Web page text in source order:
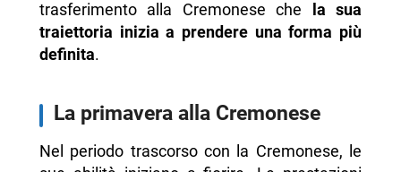
trasferimento alla Cremonese che la sua
traiettoria inizia a prendere una forma più
definita.
La primavera alla Cremonese
Nel periodo trascorso con la Cremonese, le